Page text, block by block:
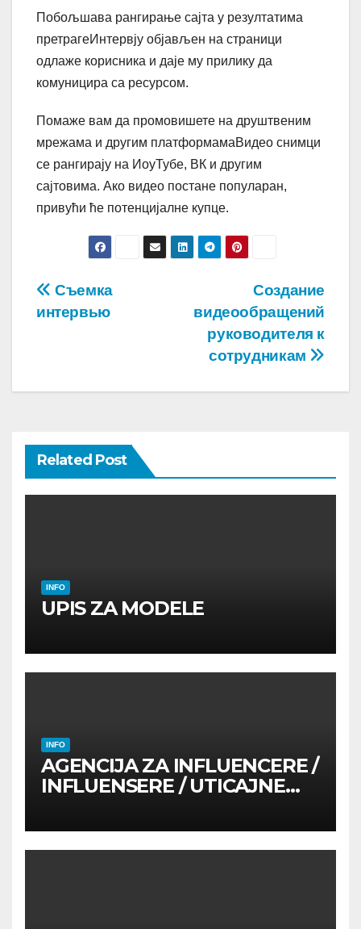
Побољшава рангирање сајта у резултатима
претрагеИнтервју објављен на страници
одлаже корисника и даје му прилику да
комуницира са ресурсом.
Помаже вам да промовишете на друштвеним
мрежама и другим платформамаВидео снимци
се рангирају на ИоуТубе, ВК и другим
сајтовима. Ако видео постане популаран,
привући ће потенцијалне купце.
Post
navigation
Создание
видеообращений
руководителя к
сотрудникам
Съемка
интервью
Related Post
INFO
UPIS ZA MODELE
INFO
AGENCIJA ZA INFLUENCERE /
INFLUENSERE / UTICAJNE